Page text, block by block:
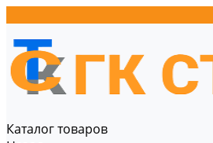
Каталог товаров